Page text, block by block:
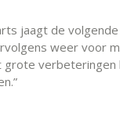
jaagt de
weer voor